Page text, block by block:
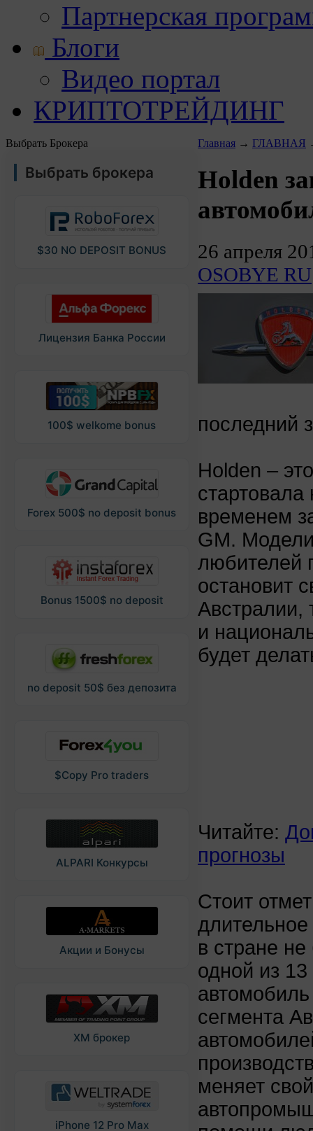
Партнерская
Блоги
Видео портал
КРИПТОТРЕЙДИНГ
Выбрать Брокера
Выбрать брокера
$30 NO DEPOSIT BONUS
Лицензия Банка России
100$ welkome bonus
Forex 500$ no deposit bonus
Bonus 1500$ no deposit
no deposit 50$ без депозита
$Copy Pro traders
ALPARI Конкурсы
Акции и Бонусы
XM брокер
iPhone 12 Pro Max
Главная → ГЛАВНАЯ
Holden
26 апреля
OSOBYE RU
последний
Holden –
временем
GM.
любителей
остановит
Австралии,
и
будет
Читайте:
прогнозы
Стоит
в стране
одной из
сегмента
меняет